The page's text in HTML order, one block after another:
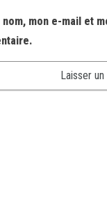
mon e-mail et